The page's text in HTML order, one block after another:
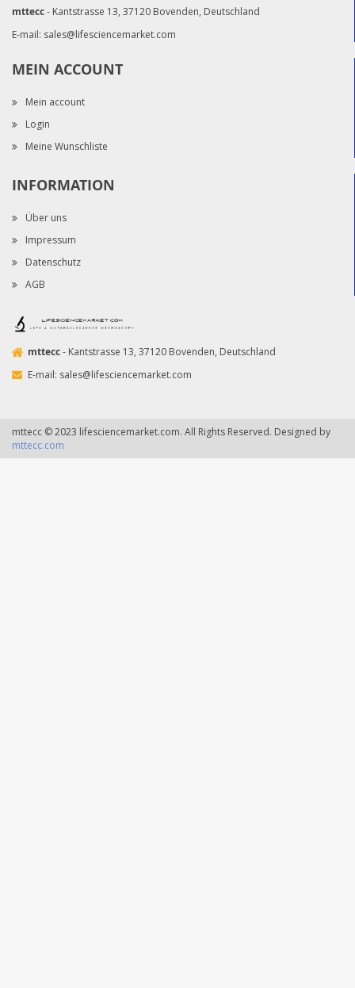
mttecc- Kantstrasse 13, 37120 Bovenden, Deutschland
E-mail: sales@lifesciencemarket.com
MEIN ACCOUNT
Mein account
Login
Meine Wunschliste
INFORMATION
Über uns
Impressum
Datenschutz
AGB
mttecc- Kantstrasse 13, 37120 Bovenden, Deutschland
E-mail: sales@lifesciencemarket.com
mttecc © 2023 lifesciencemarket.com. All Rights Reserved. Designed by
mttecc.com